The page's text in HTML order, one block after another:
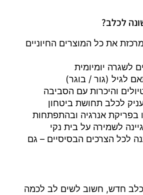
לכלב?
את כל המוצרים החיוניים
לשגרה יומיומית
לגיל (גור / בוגר)
והיכרות עם הסביבה
לכלב תחושת ביטחון
בפריקת אנרגיה ובהתפתחות
לשמירה על בית נקי
לכל הצרכים הבסיסיים – גם
חדש, חשוב לשים לב לכמה